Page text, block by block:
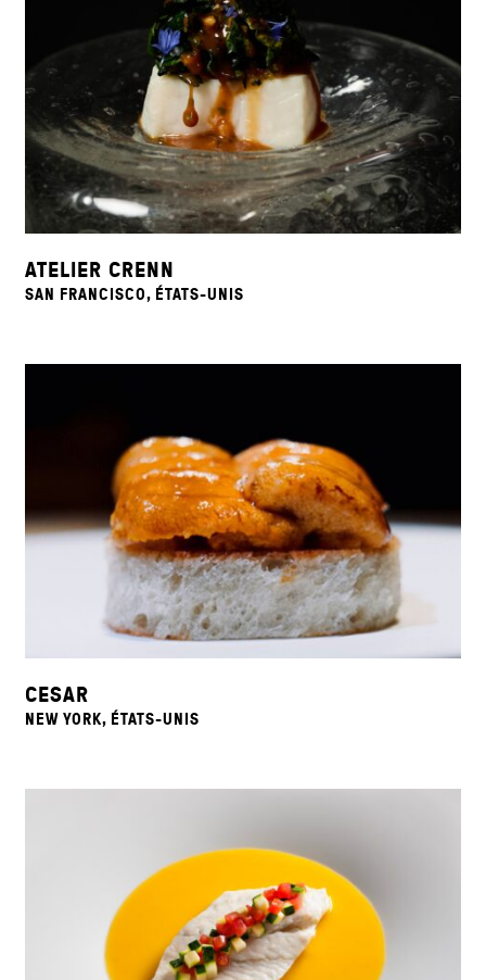
ATELIER CRENN
SAN FRANCISCO, ÉTATS-UNIS
CESAR
NEW YORK, ÉTATS-UNIS